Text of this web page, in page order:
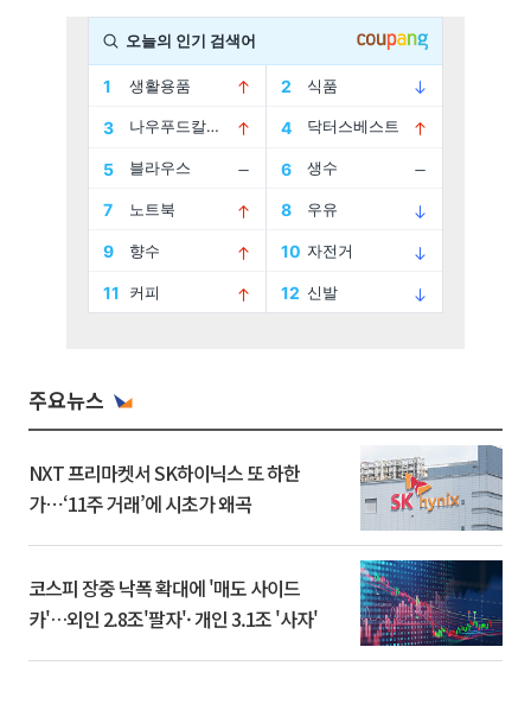
주요뉴스
NXT 프리마켓서 SK하이닉스 또 하한
가⋯‘11주 거래’에 시초가 왜곡
코스피 장중 낙폭 확대에 '매도 사이드
카'…외인 2.8조'팔자'· 개인 3.1조 '사자'